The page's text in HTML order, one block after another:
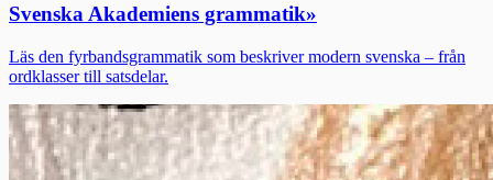
Svenska Akademiens grammatik»
Läs den fyrbandsgrammatik som beskriver modern svenska – från
ordklasser till satsdelar.